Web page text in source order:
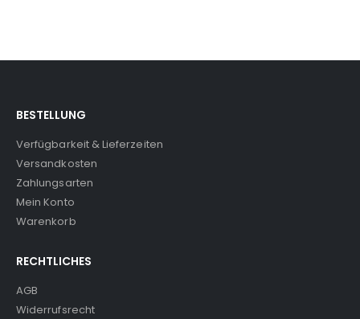
BESTELLUNG
Verfügbarkeit & Lieferzeiten
Versandkosten
Zahlungsarten
Mein Konto
Warenkorb
RECHTLICHES
AGB
Widerrufsrecht